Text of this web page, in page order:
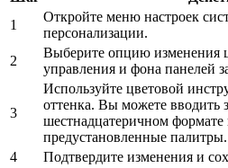
1
Откройте меню настроек
персонализации.
2
Выберите опцию изменения
управления и фона панелей
3
Используйте цветовой
оттенка. Вы можете вводить
шестнадцатеричном формате
предустановленные палитры.
4
Подтвердите изменения и